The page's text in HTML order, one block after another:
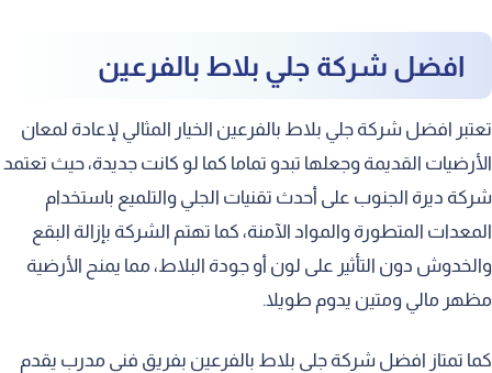
افضل شركة جلي بلاط بالفرعين
تعتبر افضل شركة جلي بلاط بالفرعين الخيار المثالي لإعادة لمعان
الأرضيات القديمة وجعلها تبدو تماما كما لو كانت جديدة، حيث تعتمد
شركة ديرة الجنوب على أحدث تقنيات الجلي والتلميع باستخدام
المعدات المتطورة والمواد الآمنة، كما تهتم الشركة بإزالة البقع
والخدوش دون التأثير على لون أو جودة البلاط، مما يمنح الأرضية
مظهر مالي ومتين يدوم طويلا.
كما تمتاز افضل شركة جلي بلاط بالفرعين بفريق فني مدرب يقدم